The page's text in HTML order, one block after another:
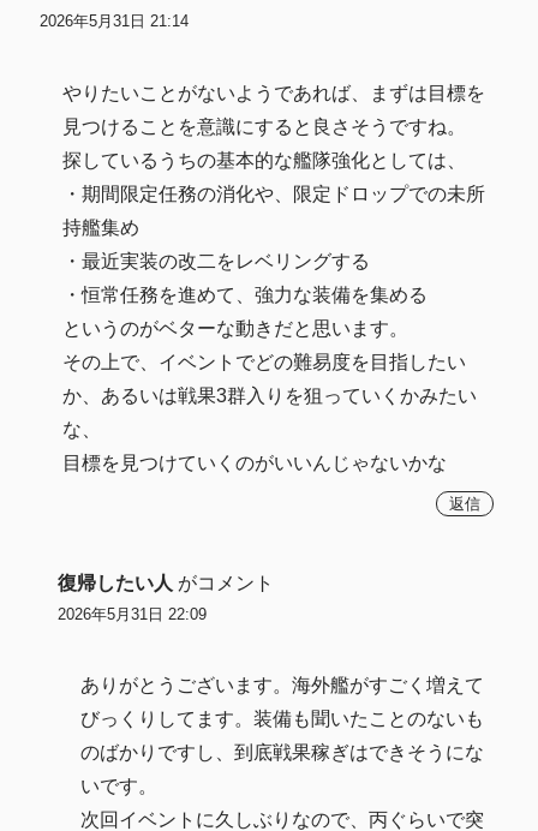
2026年5月31日 21:14
やりたいことがないようであれば、まずは目標を
見つけることを意識にすると良さそうですね。
探しているうちの基本的な艦隊強化としては、
・期間限定任務の消化や、限定ドロップでの未所
持艦集め
・最近実装の改二をレベリングする
・恒常任務を進めて、強力な装備を集める
というのがベターな動きだと思います。
その上で、イベントでどの難易度を目指したい
か、あるいは戦果3群入りを狙っていくかみたい
な、
目標を見つけていくのがいいんじゃないかな
返信
復帰したい人 がコメント
2026年5月31日 22:09
ありがとうございます。海外艦がすごく増えて
びっくりしてます。装備も聞いたことのないも
のばかりですし、到底戦果稼ぎはできそうにな
いです。
次回イベントに久しぶりなので、丙ぐらいで突